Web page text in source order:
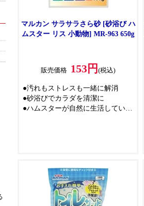
マルカン サラサラさら砂 [砂浴び ハ
ムスター リス 小動物] MR-963 650g
販売価格 153円 (税込)
●汚れもストレスも一緒に解消
●砂浴びでカラダを清潔に
●ハムスターが自然に生活している